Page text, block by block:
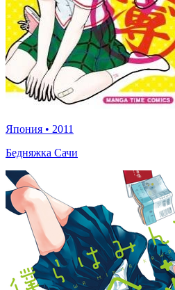
Япония • 2011
Бедняжка Сачи